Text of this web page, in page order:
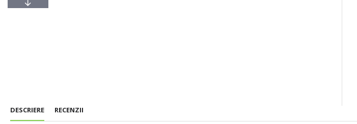
DESCRIERE RECENZII